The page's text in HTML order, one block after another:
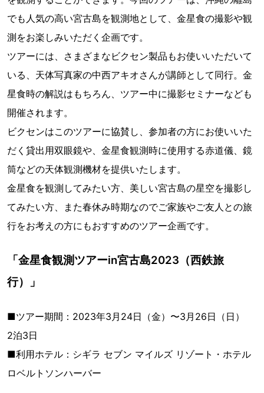
でも人気の高い宮古島を観測地として、金星食の撮影や観
測をお楽しみいただく企画です。
ツアーには、さまざまなビクセン製品もお使いいただいて
いる、天体写真家の中西アキオさんが講師として同行。金
星食時の解説はもちろん、ツアー中に撮影セミナーなども
開催されます。
ビクセンはこのツアーに協賛し、参加者の方にお使いいた
だく貸出用双眼鏡や、金星食観測時に使用する赤道儀、鏡
筒などの天体観測機材を提供いたします。
金星食を観測してみたい方、美しい宮古島の星空を撮影し
てみたい方、また春休み時期なのでご家族やご友人との旅
行をお考えの方にもおすすめのツアー企画です。
「金星食観測ツアーin宮古島2023（西鉄旅
行）」
■ツアー期間：2023年3月24日（金）〜3月26日（日）
2泊3日
■利用ホテル：シギラ セブン マイルズ リゾート・ホテル
ロベルトソンハーバー